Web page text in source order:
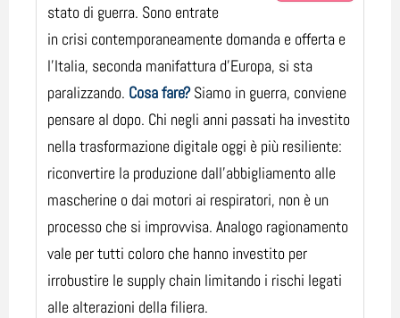
stato di guerra. Sono entrate
in crisi contemporaneamente domanda e offerta e
l’Italia, seconda manifattura d’Europa, si sta
paralizzando. Cosa fare?Siamo in guerra, conviene
pensare al dopo. Chi negli anni passati ha investito
nella trasformazione digitale oggi è più resiliente:
riconvertire la produzione dall’abbigliamento alle
mascherine o dai motori ai respiratori, non è un
processo che si improvvisa. Analogo ragionamento
vale per tutti coloro che hanno investito per
irrobustire le supply chain limitando i rischi legati
alle alterazioni della filiera.